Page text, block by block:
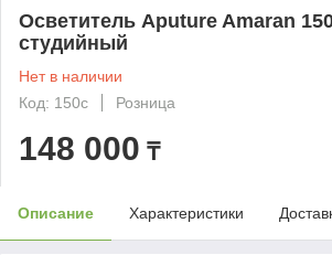
Осветитель Aputure Amaran
студийный
Нет в наличии
Код: 150c
Розница
148 000 ₸
Описание Характеристики